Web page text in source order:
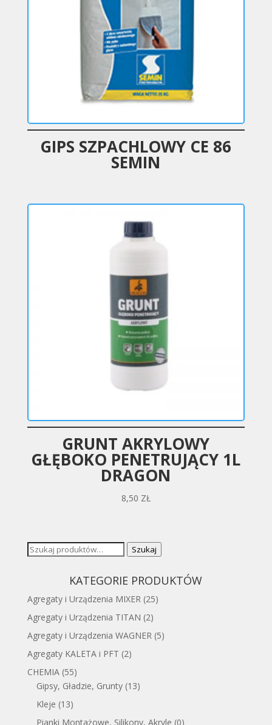
GIPS SZPACHLOWY CE 86
SEMIN
GRUNT AKRYLOWY
GŁĘBOKO PENETRUJĄCY 1L
DRAGON
8,50 ZŁ
Szukaj: Szukaj
KATEGORIE PRODUKTÓW
Agregaty i Urządzenia MIXER (25)
Agregaty i Urządzenia TITAN (2)
Agregaty i Urządzenia WAGNER (5)
Agregaty KALETA i PFT (2)
CHEMIA (55)
Gipsy, Gładzie, Grunty (13)
Kleje (13)
Pianki Montażowe, Silikony, Akryle (0)